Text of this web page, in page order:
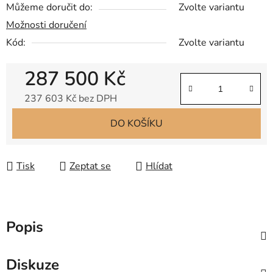
Můžeme doručit do:
Zvolte variantu
Možnosti doručení
Kód:
Zvolte variantu
287 500 Kč
237 603 Kč bez DPH
DO KOŠÍKU
Tisk Zeptat se Hlídat
Popis
Diskuze